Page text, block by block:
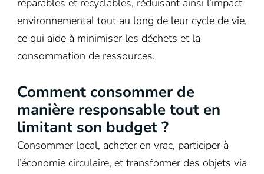
réparables et recyclables, réduisant ainsi l’impact
environnemental tout au long de leur cycle de vie,
ce qui aide à minimiser les déchets et la
consommation de ressources.
Comment consommer de
manière responsable tout en
limitant son budget ?
Consommer local, acheter en vrac, participer à
l’économie circulaire, et transformer des objets via